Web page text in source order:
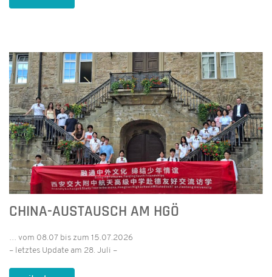
CHINA-AUSTAUSCH AM HGÖ
… vom 08.07 bis zum 15.07.2026
– letztes Update am 28. Juli –